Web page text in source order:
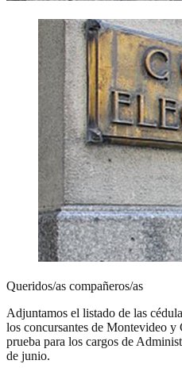
Queridos/as compañeros/as
Adjuntamos el listado de las
los concursantes de Montevideo y
prueba para los cargos de
de junio.